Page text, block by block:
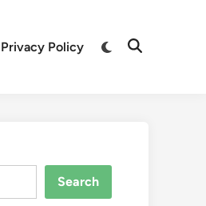
Privacy Policy
Switch
Open
Search